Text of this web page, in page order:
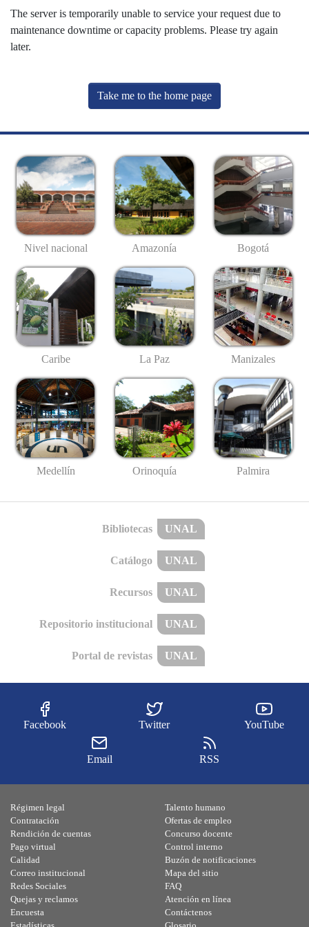
The server is temporarily unable to service your request due to
maintenance downtime or capacity problems. Please try again
later.
Take me to the home page
Nivel nacional Amazonía Bogotá
Caribe La Paz Manizales
Medellín Orinoquía Palmira
Bibliotecas UNAL
Catálogo UNAL
Recursos UNAL
Repositorio institucional UNAL
Portal de revistas UNAL
Facebook Twitter YouTube
Email RSS
Régimen legal
Contratación
Rendición de cuentas
Pago virtual
Calidad
Talento humano
Ofertas de empleo
Concurso docente
Control interno
Buzón de notificaciones
Correo institucional
Redes Sociales
Quejas y reclamos
Encuesta
Mapa del sitio
FAQ
Atención en línea
Contáctenos